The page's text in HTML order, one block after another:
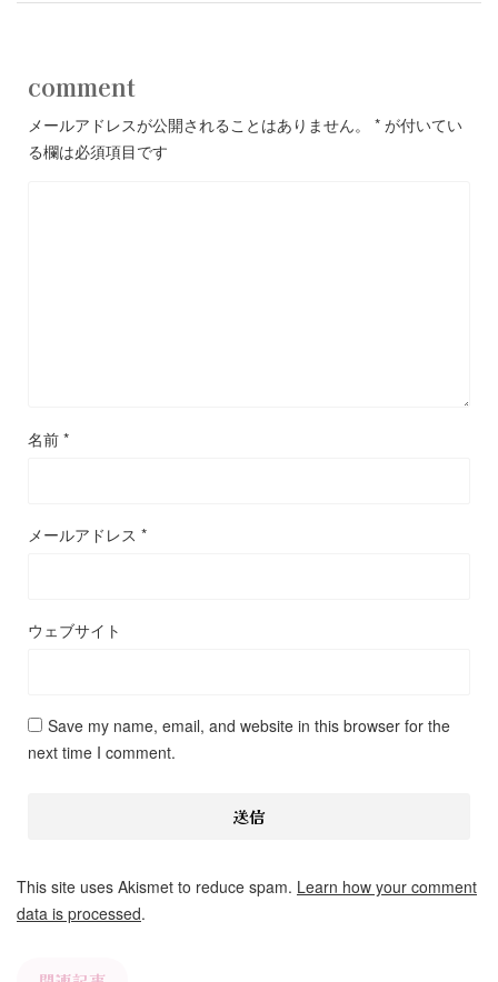
comment
メールアドレスが公開されることはありません。 * が付いてい
る欄は必須項目です
名前 *
メールアドレス *
ウェブサイト
Save my name, email, and website in this browser for the
next time I comment.
This site uses Akismet to reduce spam. Learn how your comment
data is processed.